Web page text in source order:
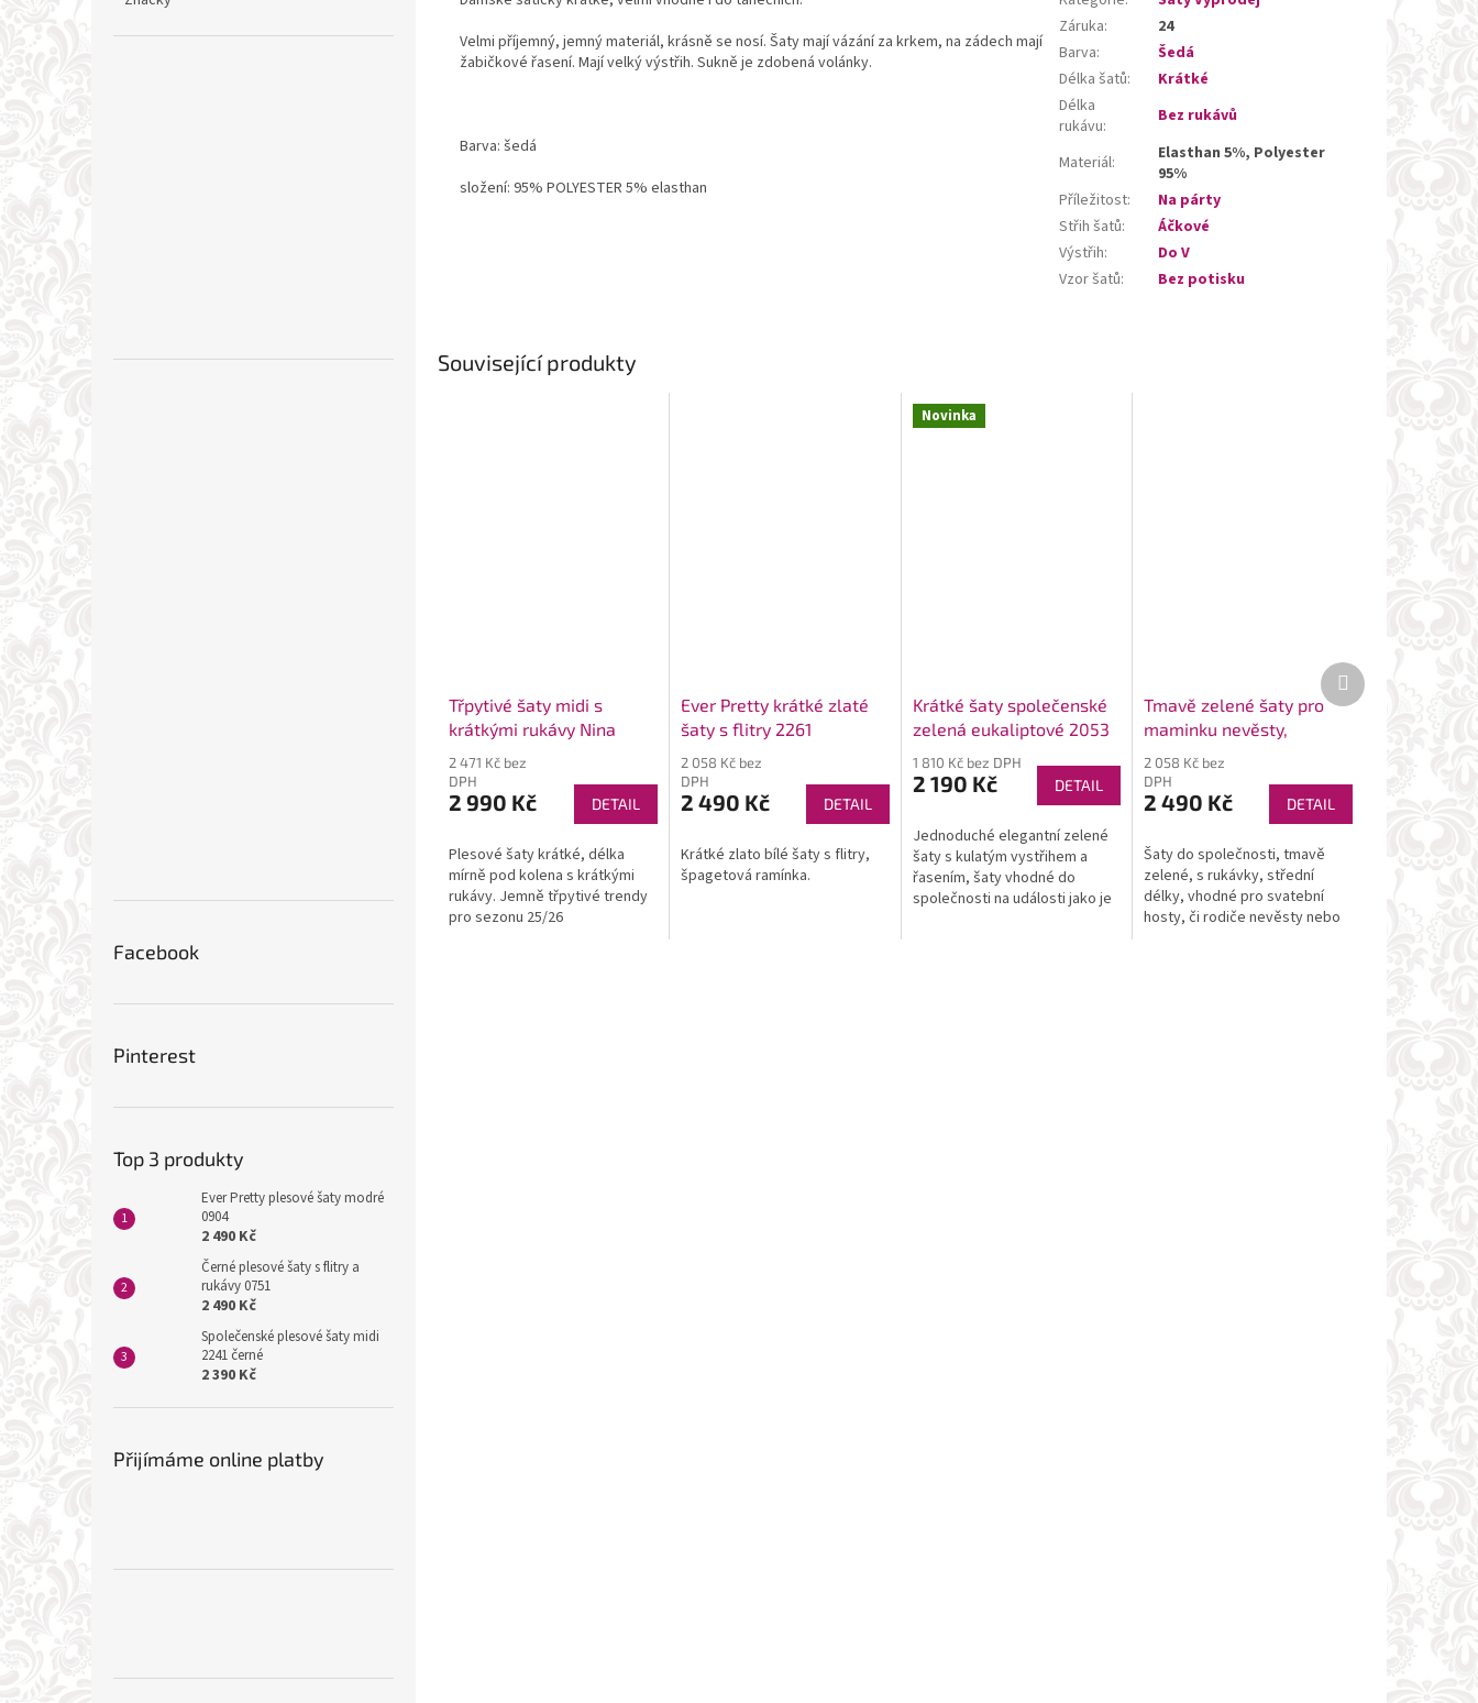
Facebook
Pinterest
Top 3 produkty
Ever Pretty plesové šaty modré
0904
2 490 Kč
Černé plesové šaty s flitry a
rukávy 0751
2 490 Kč
Společenské plesové šaty midi
2241 černé
2 390 Kč
Přijímáme online platby
Související produkty
Třpytivé šaty midi s
krátkými rukávy Nina
2 471 Kč bez
DPH
2 990 Kč DETAIL
Plesové šaty krátké, délka
mírně pod kolena s krátkými
rukávy. Jemně třpytivé trendy
pro sezonu 25/26
Ever Pretty krátké zlaté
šaty s flitry 2261
2 058 Kč bez
DPH
2 490 Kč DETAIL
Krátké zlato bílé šaty s flitry,
špagetová ramínka.
Novinka
Krátké šaty společenské
zelená eukaliptové 2053
1 810 Kč bez DPH
2 190 Kč DETAIL
Jednoduché elegantní zelené
šaty s kulatým vystřihem a
řasením, šaty vhodné do
společnosti na události jako je
Tmavě zelené šaty pro
maminku nevěsty,
9890M
2 058 Kč bez
DPH
2 490 Kč DETAIL
Šaty do společnosti, tmavě
zelené, s rukávky, střední
délky, vhodné pro svatební
hosty, či rodiče nevěsty nebo
Další
produkt
Velmi příjemný, jemný materiál, krásně se nosí. Šaty mají vázání za krkem, na zádech mají
žabičkové řasení. Mají velký výstřih. Sukně je zdobená volánky.
Barva: šedá
složení: 95% POLYESTER 5% elasthan
Záruka:
24
Barva:
Šedá
Délka šatů:
Krátké
Délka
rukávu: Bez rukávů
Materiál:
Elasthan 5%, Polyester
95%
Příležitost:
Na párty
Střih šatů:
Áčkové
Výstřih:
Do V
Vzor šatů: Bez potisku